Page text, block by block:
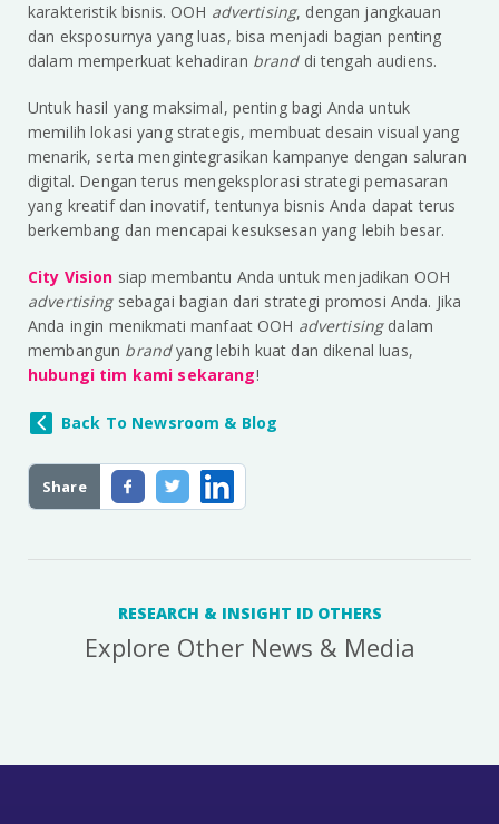
Share
karakteristik bisnis. OOH advertising, dengan jangkauan
dan eksposurnya yang luas, bisa menjadi bagian penting
dalam memperkuat kehadiran brand di tengah audiens.
Untuk hasil yang maksimal, penting bagi Anda untuk
memilih lokasi yang strategis, membuat desain visual yang
menarik, serta mengintegrasikan kampanye dengan saluran
digital. Dengan terus mengeksplorasi strategi pemasaran
yang kreatif dan inovatif, tentunya bisnis Anda dapat terus
berkembang dan mencapai kesuksesan yang lebih besar.
City Vision siap membantu Anda untuk menjadikan OOH
advertising sebagai bagian dari strategi promosi Anda. Jika
Anda ingin menikmati manfaat OOH advertising dalam
membangun brandyang lebih kuat dan dikenal luas,
hubungi tim kami sekarang!
Back To Newsroom & Blog
RESEARCH & INSIGHT ID OTHERS
Explore Other News & Media